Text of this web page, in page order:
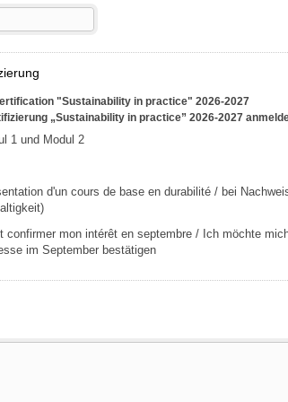
"Sustainability in practice" 2026-2027
„Sustainability in practice” 2026-2027
1 und Modul 2
d'un cours de base en durabilité / bei
mon intérêt en septembre / Ich möchte mich
im September bestätigen